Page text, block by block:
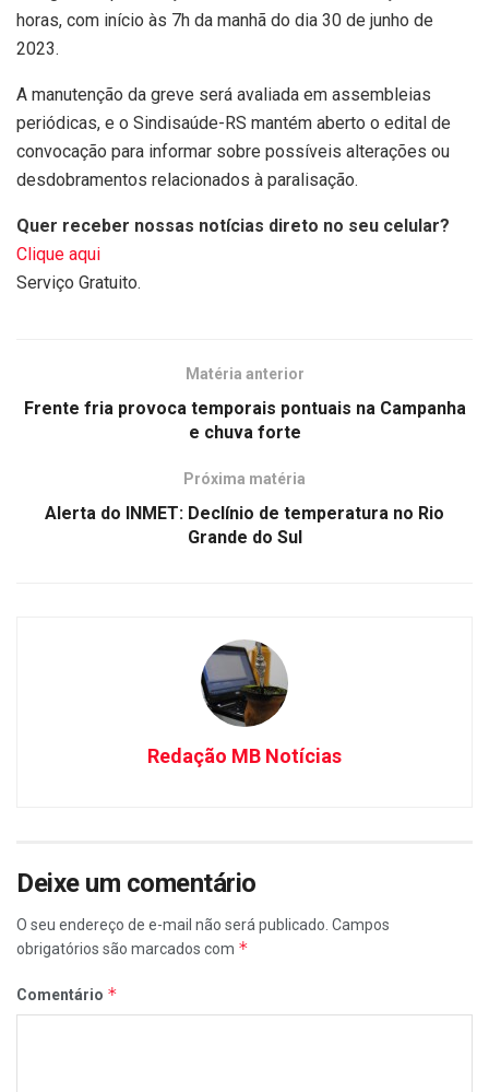
horas, com início às 7h da manhã do dia 30 de junho de
2023.
A manutenção da greve será avaliada em assembleias
periódicas, e o Sindisaúde-RS mantém aberto o edital de
convocação para informar sobre possíveis alterações ou
desdobramentos relacionados à paralisação.
Quer receber nossas notícias direto no seu celular?
Clique aqui
Serviço Gratuito.
Matéria anterior
Frente fria provoca temporais pontuais na Campanha
e chuva forte
Próxima matéria
Alerta do INMET: Declínio de temperatura no Rio
Grande do Sul
Redação MB Notícias
Deixe um comentário
O seu endereço de e-mail não será publicado. Campos
obrigatórios são marcados com *
Comentário *